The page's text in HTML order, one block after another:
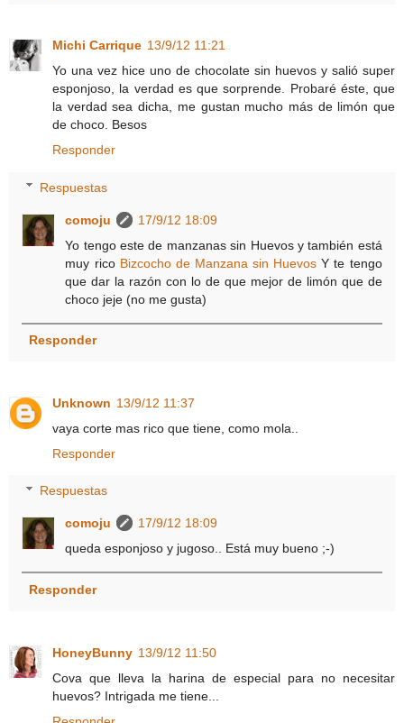
Michi Carrique 13/9/12 11:21
Yo una vez hice uno de chocolate sin huevos y salió super
esponjoso, la verdad es que sorprende. Probaré éste, que
la verdad sea dicha, me gustan mucho más de limón que
de choco. Besos
Responder
Respuestas
comoju
17/9/12 18:09
Yo tengo este de manzanas sin Huevos y también está
muy rico Bizcocho de Manzana sin Huevos Y te tengo
que dar la razón con lo de que mejor de limón que de
choco jeje (no me gusta)
Responder
Unknown 13/9/12 11:37
vaya corte mas rico que tiene, como mola..
Responder
Respuestas
comoju
17/9/12 18:09
queda esponjoso y jugoso.. Está muy bueno ;-)
Responder
HoneyBunny 13/9/12 11:50
Cova que lleva la harina de especial para no necesitar
huevos? Intrigada me tiene...